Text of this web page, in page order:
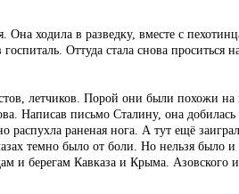
ходила в разведку, вместе с
Оттуда стала снова
летчиков. Порой они были похожи
Написав письмо Сталину, она
раненая нога. А тут ещё
темно было от боли. Но нельзя
и берегам Кавказа и Крыма.